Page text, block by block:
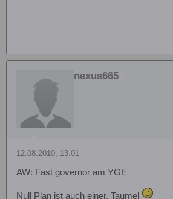
nexus665
12.08.2010, 13:01
AW: Fast governor am YGE
Null Plan ist auch einer, Taumel